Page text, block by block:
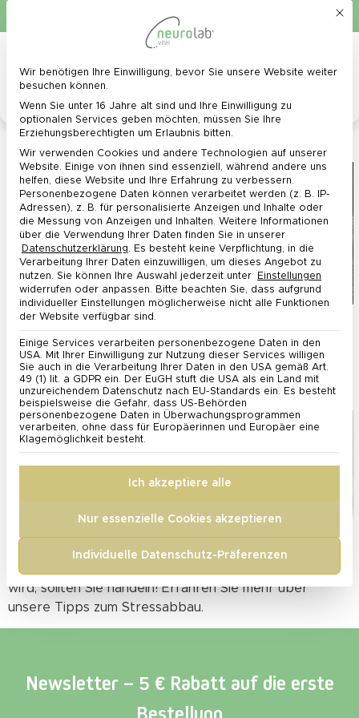
Schnelle Lieferung in 1 - 3 Werktagen
Winterdepression – 5 Tipps bei Winterblues
Die Temperaturen sinken, die Stimmung auch –
erfahren Sie mehr über die Ursachen von
Winterdepression und was dagegen hilft.
7 Tipps zum Stress abbauen
Wenn der Alltagsstress überhand nimmt und chronisch
wird, sollten Sie handeln! Erfahren Sie mehr über
unsere Tipps zum Stressabbau.
Newsletter – 5 € Rabatt auf die erste
Mit
Datenschutz-Präferenz
Wir benötigen Ihre Einwilligung, bevor Sie unsere Website weiter
besuchen können.
Wenn Sie unter 16 Jahre alt sind und Ihre Einwilligung zu
optionalen Services geben möchten, müssen Sie Ihre
Erziehungsberechtigten um Erlaubnis bitten.
Wir verwenden Cookies und andere Technologien auf unserer
Website. Einige von ihnen sind essenziell, während andere uns
helfen, diese Website und Ihre Erfahrung zu verbessern.
Personenbezogene Daten können verarbeitet werden (z. B. IP-
Adressen), z. B. für personalisierte Anzeigen und Inhalte oder
die Messung von Anzeigen und Inhalten. Weitere Informationen
über die Verwendung Ihrer Daten finden Sie in unserer
Datenschutzerklärung. Es besteht keine Verpflichtung, in die
Verarbeitung Ihrer Daten einzuwilligen, um dieses Angebot zu
nutzen. Sie können Ihre Auswahl jederzeit unter
Einstellungen
widerrufen oder anpassen. Bitte beachten Sie, dass aufgrund
individueller Einstellungen möglicherweise nicht alle Funktionen
der Website verfügbar sind.
Einige Services verarbeiten personenbezogene Daten in den
USA. Mit Ihrer Einwilligung zur Nutzung dieser Services willigen
Sie auch in die Verarbeitung Ihrer Daten in den USA gemäß Art.
49 (1) lit. a GDPR ein. Der EuGH stuft die USA als ein Land mit
unzureichendem Datenschutz nach EU-Standards ein. Es besteht
beispielsweise die Gefahr, dass US-Behörden
personenbezogene Daten in Überwachungsprogrammen
verarbeiten, ohne dass für Europäerinnen und Europäer eine
Klagemöglichkeit besteht.
Ich akzeptiere alle
Nur essenzielle Cookies akzeptieren
Individuelle Datenschutz-Präferenzen